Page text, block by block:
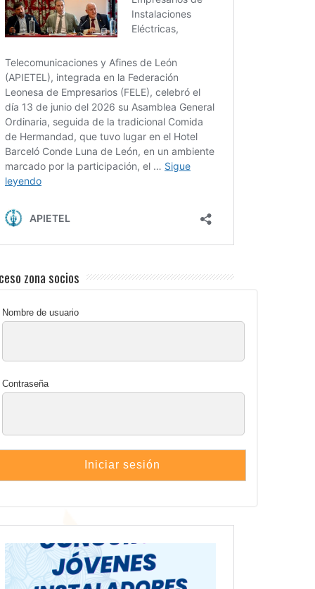
zona socios
Nombre de usuario
Contraseña